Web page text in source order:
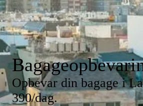
Opbevar din bagage i
390/dag.